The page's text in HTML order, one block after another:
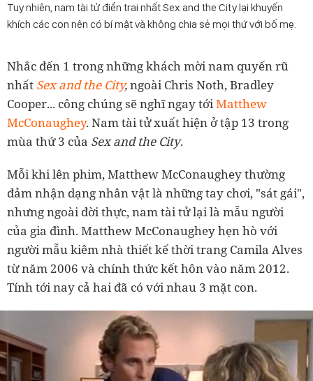
Tuy nhiên, nam tài tử điển trai nhất Sex and the City lại khuyến
khích các con nên có bí mật và không chia sẻ mọi thứ với bố mẹ.
Nhắc đến 1 trong những khách mời nam quyến rũ
nhất Sex and the City,ngoài Chris Noth, Bradley
Cooper... công chúng sẽ nghĩ ngay tớiMatthew
McConaughey. Nam tài tử xuất hiện ở tập 13 trong
mùa thứ 3 của Sex and the City.
Mỗi khi lên phim, Matthew McConaughey thường
đảm nhận dạng nhân vật là những tay chơi, "sát gái",
nhưng ngoài đời thực, nam tài tử lại là mẫu người
của gia đình. Matthew McConaughey hẹn hò với
người mẫu kiêm nhà thiết kế thời trang Camila Alves
từ năm 2006 và chính thức kết hôn vào năm 2012.
Tính tới nay cả hai đã có với nhau 3 mặt con.